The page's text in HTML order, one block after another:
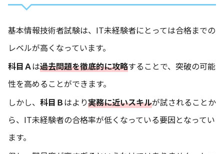
基本情報技術者試験は、IT未経験者にとっては合格までの
レベルが高くなっています。
科目Ａは過去問題を徹底的に攻略することで、突破の可能
性を高めることができます。
しかし、 科目Ｂはより実務に近いスキルが試されることか
ら、IT未経験者の合格率が低くなっている要因となってい
ます。